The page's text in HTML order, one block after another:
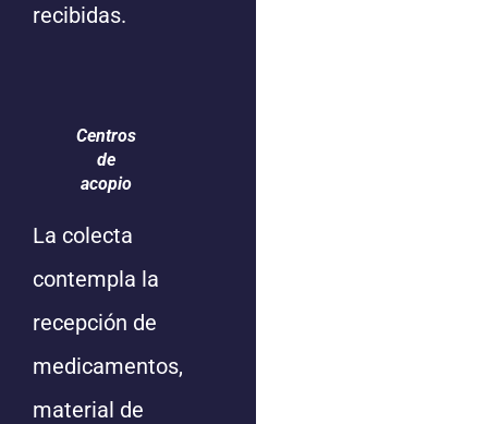
recibidas.
Centros
de
acopio
La colecta
contempla la
recepción de
medicamentos,
material de